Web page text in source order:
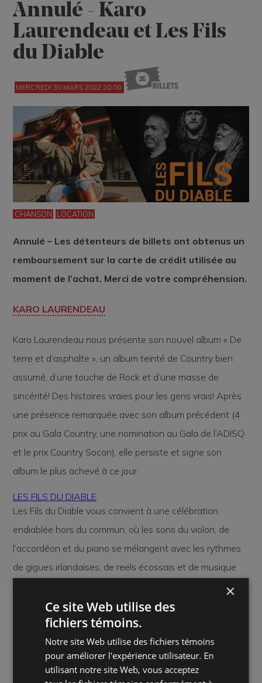
Annulé - Karo
Laurendeau et Les Fils
du Diable
MERCREDI 30 MARS 2022 20:00
CHANSON LOCATION
Annulé – Les détenteurs de billets ont obtenus un
remboursement sur la carte de crédit utilisée au
moment de l’achat. Merci de votre compréhension.
KARO LAURENDEAU
Karo Laurendeau nous présente son nouvel album « De
terre et d’asphalte », un album teinté de Country bien
assumé, d’une touche de Rock et d’une masse de
sincérité! Des histoires vraies pour les gens vrais! Après
une présence remarquée avec son album précédent (4
prix au Gala Country, une nomination au Gala de l’ADISQ
et le prix Country Socan), elle persiste et signe son
album le plus achevé à ce jour.
LES FILS DU DIABLE
Les Fils du Diable vous convient à une célébration
endiablée hors du commun, où les sons du violon, de
l’accordéon et du piano se mélangent avec les rythmes
de gigues irlandaises, de reels écossais et de musique
cajun. La légende des Fils du Diable est bien réelle. Le trio
de musiciens a très hâte de vous la présenter.
Marc Angers (Star Académie, Bodh’aktan), Rob Langlois
(Marie-Mai, Bodh’aktan) et Hugo St-Laurent (Cirque du
Soleil, Cavalia)
×
Ce site Web utilise des
fichiers témoins.
Notre site Web utilise des fichiers témoins
pour améliorer l'expérience utilisateur. En
utilisant notre site Web, vous acceptez